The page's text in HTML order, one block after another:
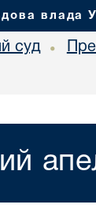
влада
суд •